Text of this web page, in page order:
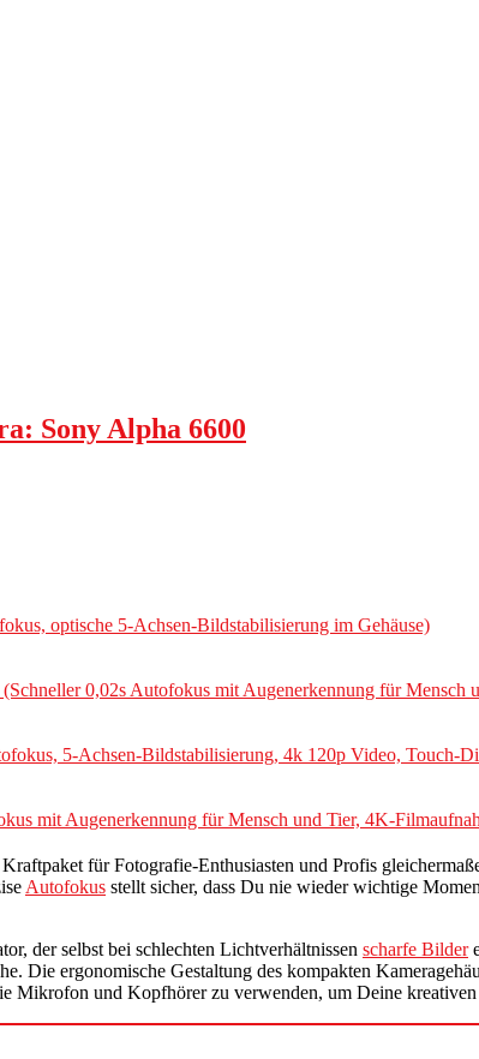
Sony Alpha 6600
optische 5-Achsen-Bildstabilisierung im Gehäuse)
0,02s Autofokus mit Augenerkennung für
5-Achsen-Bildstabilisierung, 4k 120p Video, Touch-
mit Augenerkennung für Mensch und Tier, 4K-
für Fotografie-Enthusiasten und Profis
Autofokus stellt sicher, dass Du nie wieder wichtige
der selbst bei schlechten Lichtverhältnissen scharfe Bilder
Die ergonomische Gestaltung des kompakten
Mikrofon und Kopfhörer zu verwenden, um Deine